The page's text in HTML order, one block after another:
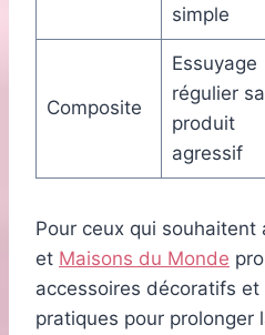
simple
Composite
Essuyage
régulier
produit
agressif
Pour ceux qui souhaitent
et Maisons du Monde
accessoires décoratifs et
pratiques pour prolonger